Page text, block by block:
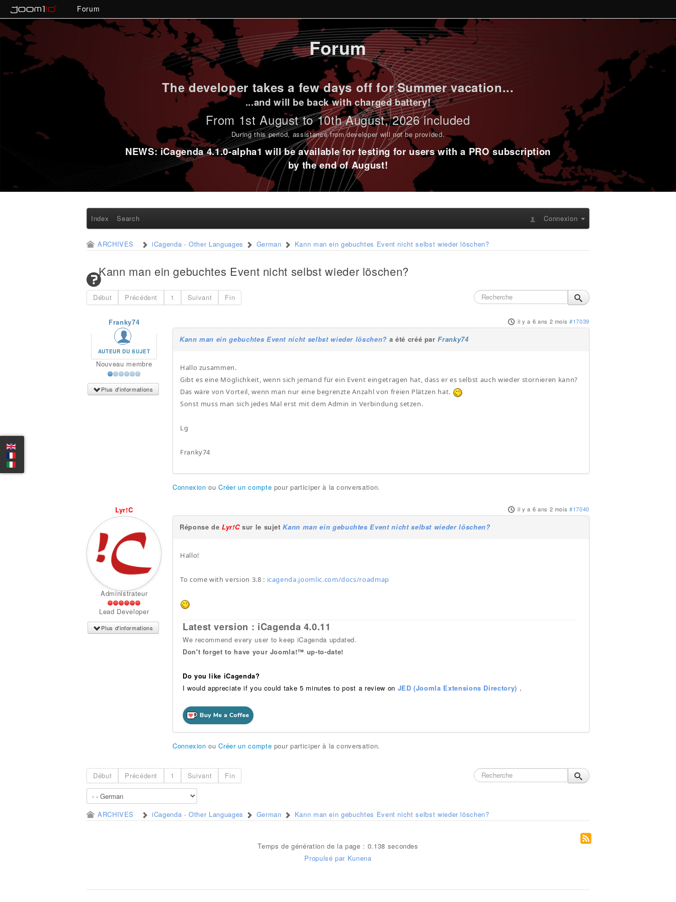
Forum
Forum
The developer takes a few days off for Summer vacation...
...and will be back with charged battery!
From 1st August to 10th August, 2026 included
During this period, assistance from developer will not be provided.
NEWS: iCagenda 4.1.0-alpha1 will be available for testing for users with a PRO subscription
by the end of August!
Index Search Connexion
ARCHIVES iCagenda - Other Languages German Kann man ein gebuchtes Event nicht selbst wieder löschen?
Kann man ein gebuchtes Event nicht selbst wieder löschen?
Début Précédent 1 Suivant Fin
Franky74
AUTEUR DU SUJET
Nouveau membre
Plus d'informations
il y a 6 ans 2 mois #17039
Kann man ein gebuchtes Event nicht selbst wieder löschen? a été créé parFranky74
Hallo zusammen.
Gibt es eine Möglichkeit, wenn sich jemand für ein Event eingetragen hat, dass er es selbst auch wieder stornieren kann?
Das wäre von Vorteil, wenn man nur eine begrenzte Anzahl von freien Plätzen hat.
Sonst muss man sich jedes Mal erst mit dem Admin in Verbindung setzen.
Lg
Franky74
Connexion ouCréer un compte pour participer à la conversation.
Lyr!C
Administrateur
Lead Developer
Plus d'informations
il y a 6 ans 2 mois #17040
Réponse deLyr!Csur le sujetKann man ein gebuchtes Event nicht selbst wieder löschen?
Hallo!
To come with version 3.8 : icagenda.joomlic.com/docs/roadmap
Latest version : iCagenda 4.0.11
We recommend every user to keep iCagenda updated.
Don't forget to have your Joomla!™ up-to-date!
Do you like iCagenda?
I would appreciate if you could take 5 minutes to post a review on JED (Joomla Extensions Directory) .
Connexion ouCréer un compte pour participer à la conversation.
Début Précédent 1 Suivant Fin
ARCHIVES iCagenda - Other Languages German Kann man ein gebuchtes Event nicht selbst wieder löschen?
Temps de génération de la page : 0.138 secondes
Propulsé par Kunena